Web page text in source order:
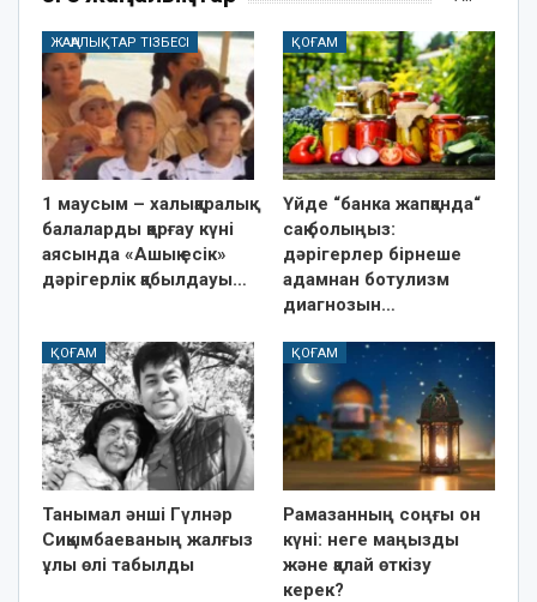
ЖАҢАЛЫҚТАР ТІЗБЕСІ
1 маусым – халықаралық
балаларды қорғау күні
аясында «Ашық есік»
дәрігерлік қабылдауы…
ҚОҒАМ
Үйде “банка жапқанда“
сақ болыңыз:
дәрігерлер бірнеше
адамнан ботулизм
диагнозын…
ҚОҒАМ
Танымал әнші Гүлнәр
Сиқымбаеваның жалғыз
ұлы өлі табылды
ҚОҒАМ
Рамазанның соңғы он
күні: неге маңызды
және қалай өткізу
керек?